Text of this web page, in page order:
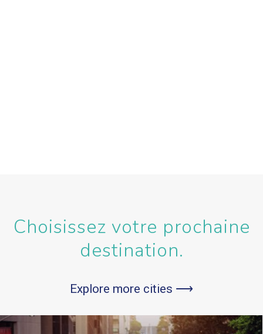
Choisissez votre prochaine
destination.
Explore more cities ⟶